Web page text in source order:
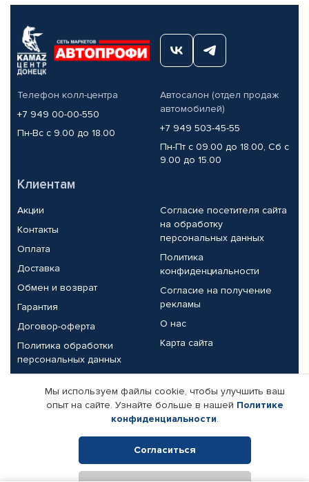
Телефон колл-центра
+7 949 00-00-550
Пн-Вс с 9.00 до 18.00
Автосалон (отдел продаж
автомобилей)
+7 949 503-45-55
Пн-Пт с 09.00 до 18.00, Сб с
9.00 до 15.00
Клиентам
Акции
Контакты
Оплата
Доставка
Обмен и возврат
Гарантия
Договор-оферта
Политика обработки
персональных данных
Согласие посетителя сайта
на обработку
персональных данных
Политика
конфиденциальности
Согласие на получение
рекламы
О нас
Карта сайта
Партнерам
Корпоративным клиентам
Поставщикам
Реквизиты компании
Мы используем файлы cookie, чтобы улучшить ваш
опыт на сайте. Узнайте больше в нашей Политике
конфиденциальности.
Согласиться